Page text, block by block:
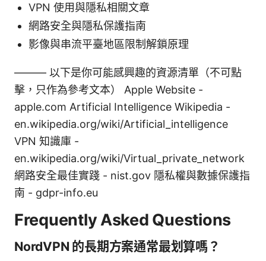
VPN 使用與隱私相關文章
網路安全與隱私保護指南
影像與串流平臺地區限制解鎖原理
——— 以下是你可能感興趣的資源清單（不可點
擊，只作為參考文本） Apple Website -
apple.com Artificial Intelligence Wikipedia -
en.wikipedia.org/wiki/Artificial_intelligence
VPN 知識庫 -
en.wikipedia.org/wiki/Virtual_private_network
網路安全最佳實踐 - nist.gov 隱私權與數據保護指
南 - gdpr-info.eu
Frequently Asked Questions
NordVPN 的長期方案通常最划算嗎？